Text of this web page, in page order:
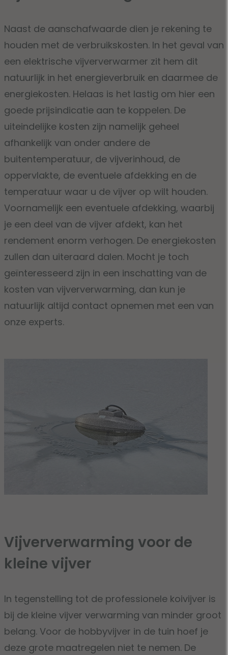
Naast de aanschafwaarde dien je rekening te
houden met de verbruikskosten. In het geval van
een elektrische vijververwarmer zit hem dit
natuurlijk in het energieverbruik en daarmee de
energiekosten. Helaas is het lastig om hier een
goede prijsindicatie aan te koppelen. De
uiteindelijke kosten zijn namelijk geheel
afhankelijk van onder andere de
buitentemperatuur, de vijverinhoud, de
oppervlakte, de eventuele afdekking en de
temperatuur waar u de vijver op wilt houden.
Voornamelijk een eventuele afdekking, waarbij
je een deel van de vijver afdekt, kan het
rendement enorm verhogen. De energiekosten
zullen dan uiteraard dalen. Mocht je toch
geïnteresseerd zijn in een inschatting van de
kosten van vijververwarming, dan kun je
natuurlijk altijd contact opnemen met een van
onze experts.
Vijververwarming voor de
kleine vijver
In tegenstelling tot de professionele koivijver is
bij de kleine vijver verwarming van minder groot
belang. Voor de hobbyvijver in de tuin hoef je
deze grote maatregelen niet te nemen. De